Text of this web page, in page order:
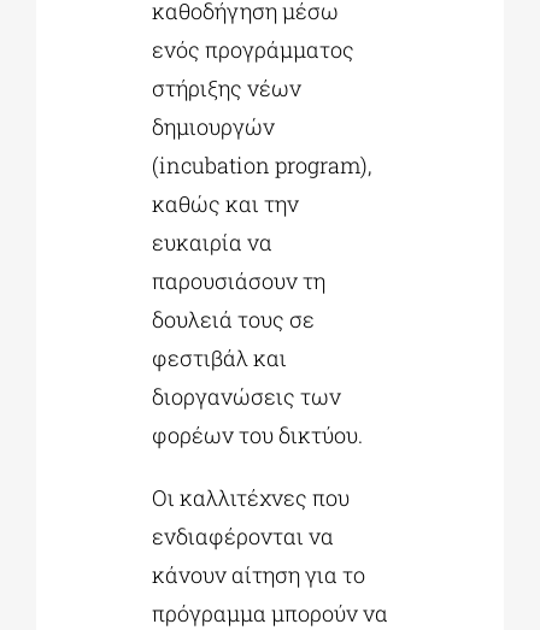
καθοδήγηση μέσω
ενός προγράμματος
στήριξης νέων
δημιουργών
(incubation program),
καθώς και την
ευκαιρία να
παρουσιάσουν τη
δουλειά τους σε
φεστιβάλ και
διοργανώσεις των
φορέων του δικτύου.
Οι καλλιτέχνες που
ενδιαφέρονται να
κάνουν αίτηση για το
πρόγραμμα μπορούν να